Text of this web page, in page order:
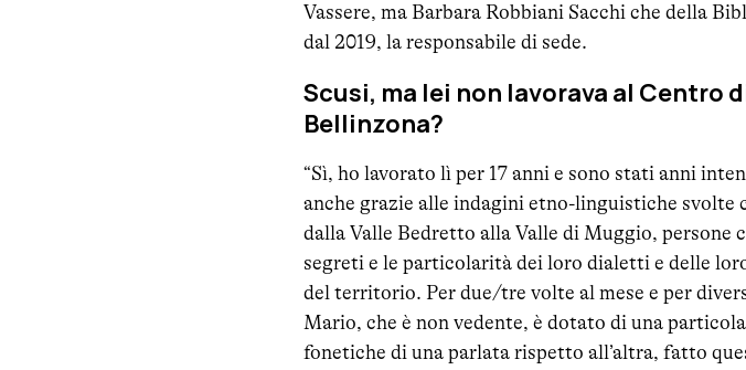
Vassere, ma Barbara Robbiani Sacchi che della
dal 2019, la responsabile di sede.
Scusi, ma lei non lavorava al
Bellinzona?
“Sì, ho lavorato lì per 17 anni e sono stati anni
anche grazie alle indagini etno-linguistiche
dalla Valle Bedretto alla Valle di Muggio, persone
segreti e le particolarità dei loro dialetti e delle
del territorio. Per due/tre volte al mese e per
Mario, che è non vedente, è dotato di una
fonetiche di una parlata rispetto all’altra, fatto